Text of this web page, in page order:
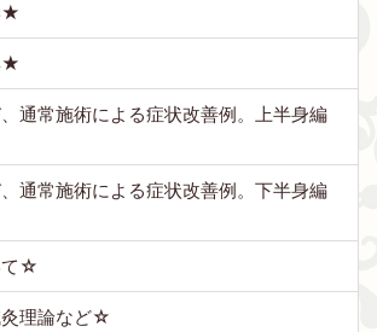
★
★
通常施術による症状改善例。上半身編
通常施術による症状改善例。下半身編
て☆
理論など☆